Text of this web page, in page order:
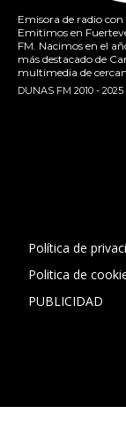
Emisora de radio
Emitimos en
FM. Nacimos en el
más destacado de
multimedia de
DUNAS FM 2010 -
Política de
Politica de
PUBLICIDAD